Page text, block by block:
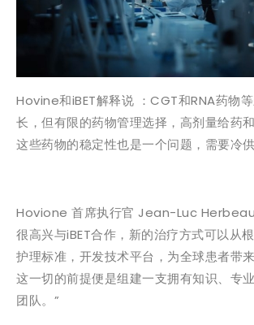
Hovine和iBET解释说 ：CGT和RNA药物
长，但有限的药物管理选择，高剂量给药
这些药物的稳定性也是一个问题，需要冷供
Hovione 首席执行官 Jean-Luc
很高兴与iBET合作，新的治疗方式可以从
护理标准，开发技术平台，为全球患者带
这一切的前提便是组建一支拥有知识、专
团队。”